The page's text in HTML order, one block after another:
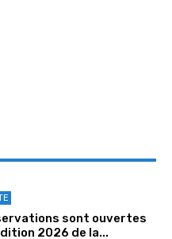
sont ouvertes
2026 de la...